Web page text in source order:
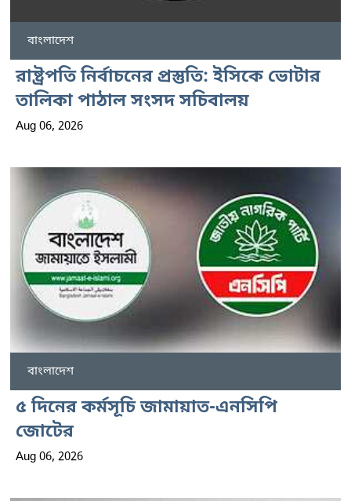
বাংলাদেশ
রাষ্ট্রপতি নির্বাচনের প্রস্তুতি: ইসিকে ভোটার
তালিকা পাঠাল সংসদ সচিবালয়
Aug 06, 2026
বাংলাদেশ
৫ দিনের কর্মসূচি জামায়াত-এনসিপি
জোটের
Aug 06, 2026